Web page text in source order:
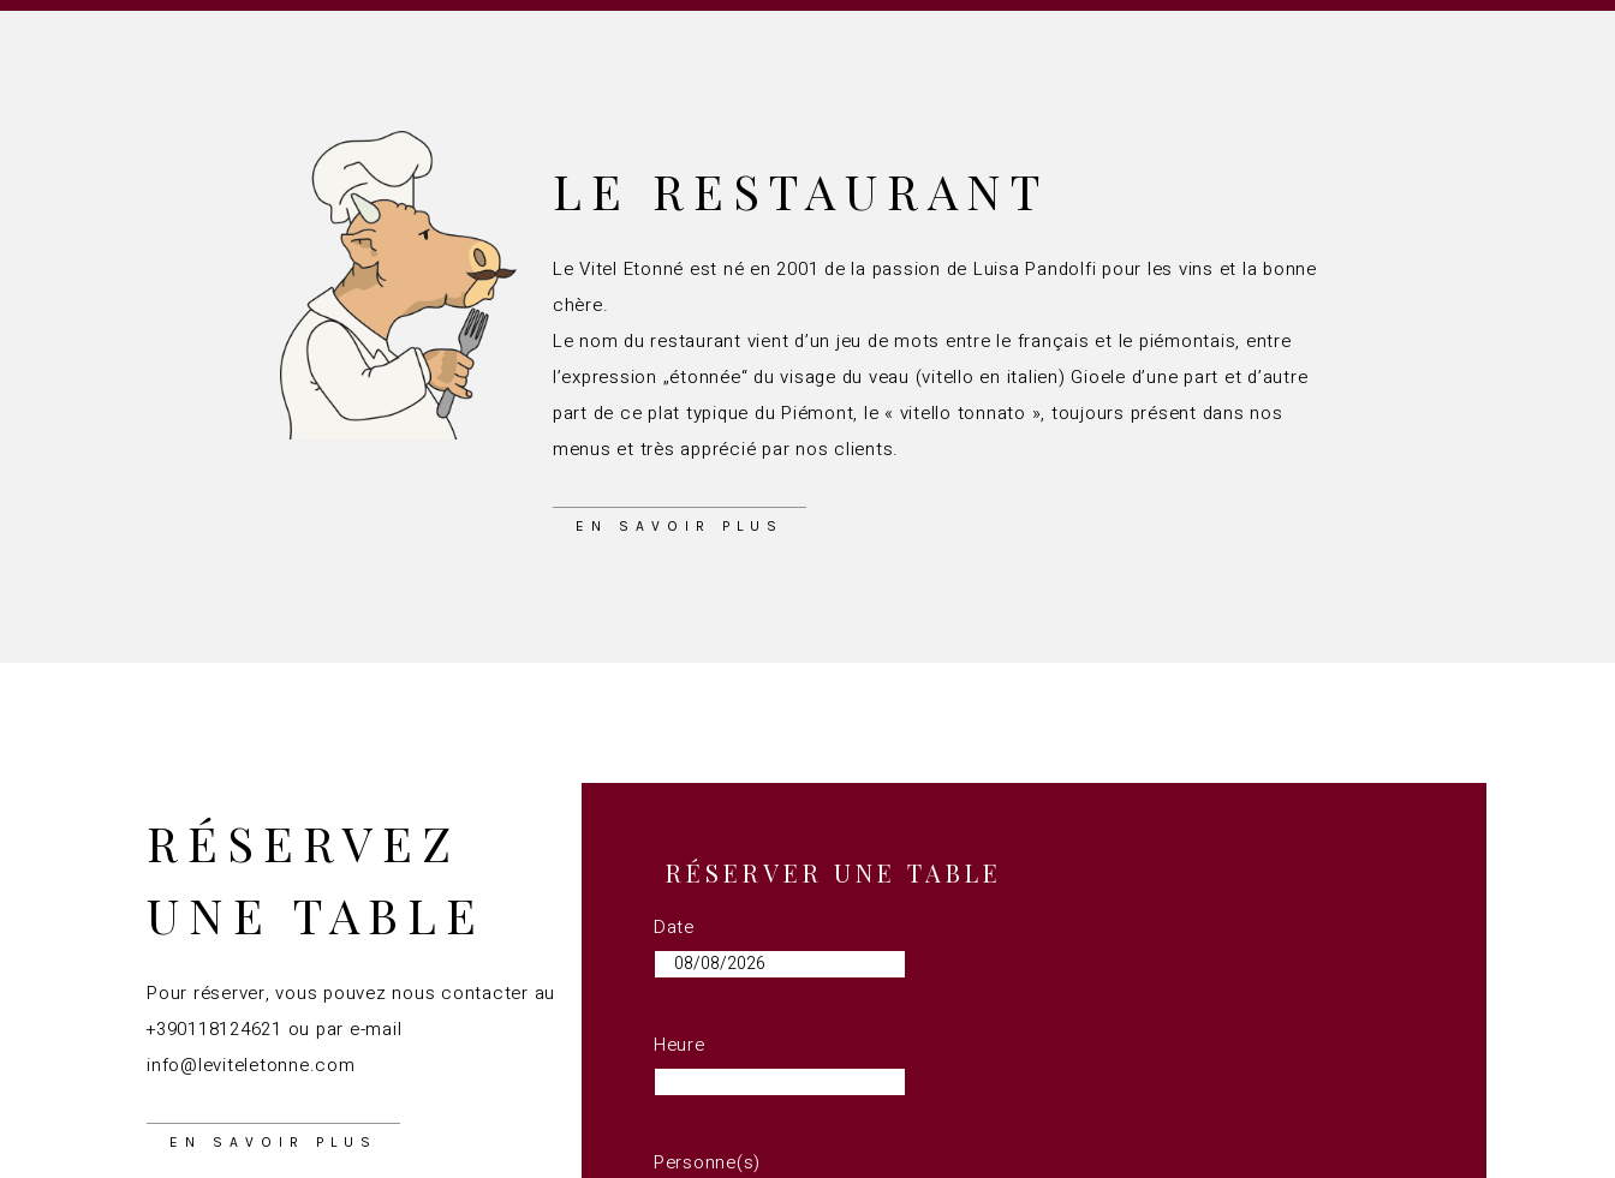
LE RESTAURANT
Le Vitel Etonné est né en 2001 de la passion de Luisa Pandolfi pour les vins et la bonne
chère.
Le nom du restaurant vient d’un jeu de mots entre le français et le piémontais, entre
l’expression „étonnée“ du visage du veau (vitello en italien) Gioele d’une part et d’autre
part de ce plat typique du Piémont, le « vitello tonnato », toujours présent dans nos
menus et très apprécié par nos clients.
EN SAVOIR PLUS
RÉSERVEZ
UNE TABLE
Pour réserver, vous pouvez nous contacter au
+390118124621 ou par e-mail
info@leviteletonne.com
EN SAVOIR PLUS
RÉSERVER UNE TABLE
Date
Heure
Personne(s)